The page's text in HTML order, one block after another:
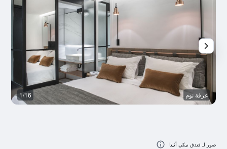
غرفة نوم 1/16
صور لـ فندق نيكي أثينا